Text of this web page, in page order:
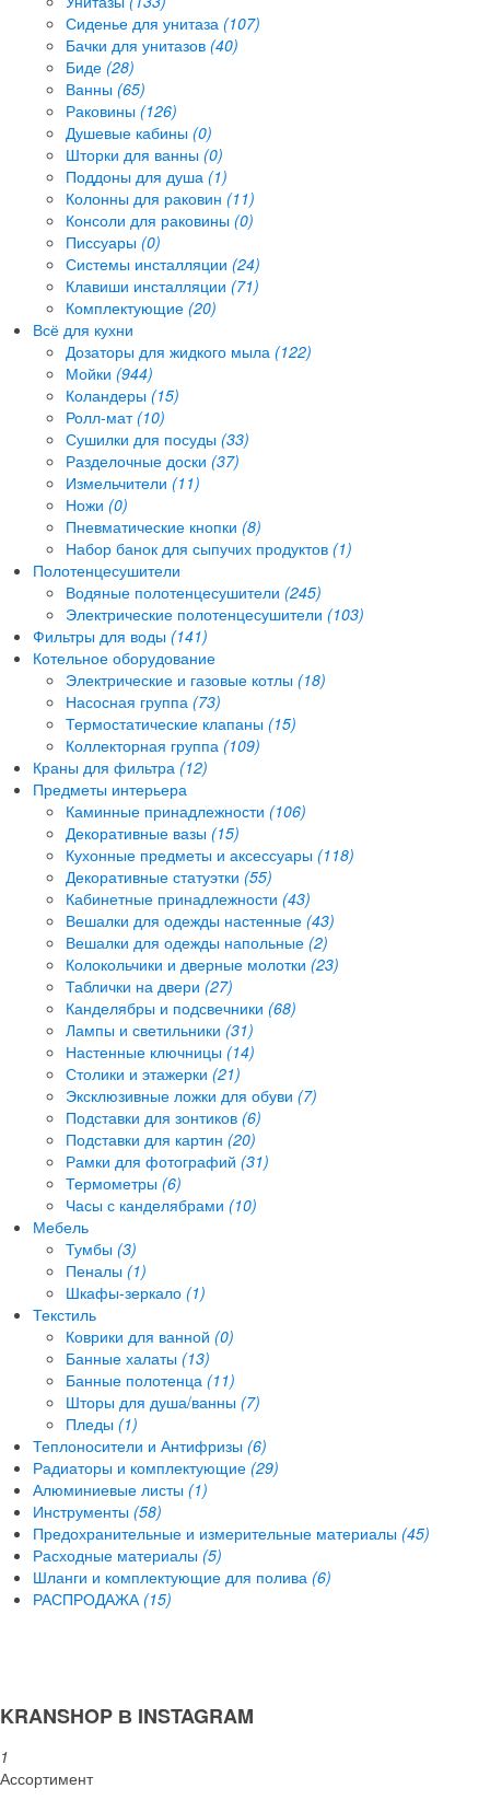
Сиденье для унитаза (107)
Бачки для унитазов (40)
Биде (28)
Ванны (65)
Раковины (126)
Душевые кабины (0)
Шторки для ванны (0)
Поддоны для душа (1)
Колонны для раковин (11)
Консоли для раковины (0)
Писсуары (0)
Системы инсталляции (24)
Клавиши инсталляции (71)
Комплектующие (20)
Всё для кухни
Дозаторы для жидкого мыла (122)
Мойки (944)
Коландеры (15)
Ролл-мат (10)
Сушилки для посуды (33)
Разделочные доски (37)
Измельчители (11)
Ножи (0)
Пневматические кнопки (8)
Набор банок для сыпучих продуктов (1)
Полотенцесушители
Водяные полотенцесушители (245)
Электрические полотенцесушители (103)
Фильтры для воды (141)
Котельное оборудование
Электрические и газовые котлы (18)
Насосная группа (73)
Термостатические клапаны (15)
Коллекторная группа (109)
Краны для фильтра (12)
Предметы интерьера
Каминные принадлежности (106)
Декоративные вазы (15)
Кухонные предметы и аксессуары (118)
Декоративные статуэтки (55)
Кабинетные принадлежности (43)
Вешалки для одежды настенные (43)
Вешалки для одежды напольные (2)
Колокольчики и дверные молотки (23)
Таблички на двери (27)
Канделябры и подсвечники (68)
Лампы и светильники (31)
Настенные ключницы (14)
Столики и этажерки (21)
Эксклюзивные ложки для обуви (7)
Подставки для зонтиков (6)
Подставки для картин (20)
Рамки для фотографий (31)
Термометры (6)
Часы с канделябрами (10)
Мебель
Тумбы (3)
Пеналы (1)
Шкафы-зеркало (1)
Текстиль
Коврики для ванной (0)
Банные халаты (13)
Банные полотенца (11)
Шторы для душа/ванны (7)
Пледы (1)
Теплоносители и Антифризы (6)
Радиаторы и комплектующие (29)
Алюминиевые листы (1)
Инструменты (58)
Предохранительные и измерительные материалы (45)
Расходные материалы (5)
Шланги и комплектующие для полива (6)
РАСПРОДАЖА (15)
KRANSHOP В INSTAGRAM
1
Ассортимент